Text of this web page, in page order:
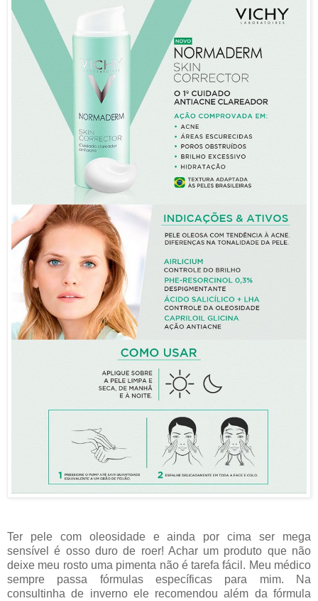
Ter pele com oleosidade e ainda por cima ser mega
sensível é osso duro de roer! Achar um produto que não
deixe meu rosto uma pimenta não é tarefa fácil. Meu médico
sempre passa fórmulas específicas para mim. Na
consultinha de inverno ele recomendou além da fórmula